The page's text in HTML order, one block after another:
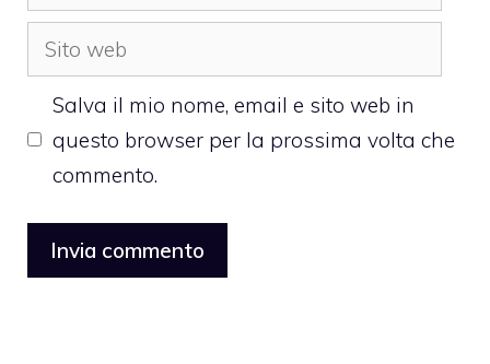
Sito
web
Salva il mio nome, email e sito web in
questo browser per la prossima volta che
commento.